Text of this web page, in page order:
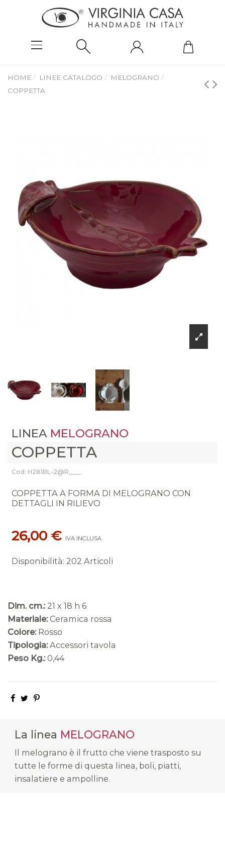
HOME LINEE CATALOGO
MELOGRANO
COPPETTA
LINEA MELOGRANO
COPPETTA
Cod: H281BL-2@R____
COPPETTA A FORMA DI MELOGRANO CON
DETTAGLI IN RILIEVO
26,00 € IVA INCLUSA
Disponibilità: 202 Articoli
Dim. cm.: 21 x 18 h 6
Materiale: Ceramica rossa
Colore: Rosso
Tipologia: Accessori tavola
Peso Kg.: 0,44
La linea MELOGRANO
Il melograno è il frutto che viene trasposto su
tutte le forme di questa linea, boli, piatti,
insalatiere e ampolline.